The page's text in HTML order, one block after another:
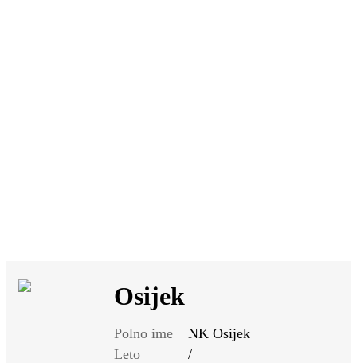
Osijek
Polno ime
NK Osijek
Leto
/